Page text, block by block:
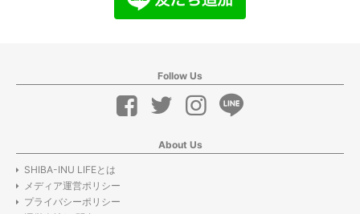
Follow Us
About Us
SHIBA-INU LIFEとは
メディア運営ポリシー
プライバシーポリシー